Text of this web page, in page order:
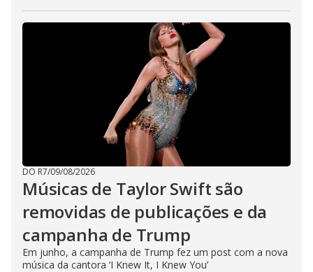
DO R7/09/08/2026
Músicas de Taylor Swift são
removidas de publicações e da
campanha de Trump
Em junho, a campanha de Trump fez um post com a nova
música da cantora ‘I Knew It, I Knew You’